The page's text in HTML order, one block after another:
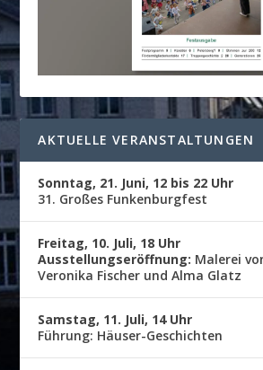
AKTUELLE VERANSTALTUNGEN
Sonntag, 21. Juni, 12 bis 22 Uhr
31. Großes Funkenburgfest
Freitag, 10. Juli, 18 Uhr
Ausstellungseröffnung: Malerei
Veronika Fischer und Alma Glatz
Samstag, 11. Juli, 14 Uhr
Führung: Häuser-Geschichten